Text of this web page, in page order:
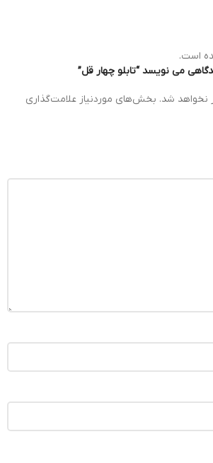
است.
می نویسد “تابلو چهار قل”
نخواهد شد. بخش‌های موردنیاز علامت‌گذاری